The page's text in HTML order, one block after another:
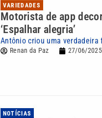
VARIEDADES
Motorista de app
‘Espalhar alegria’
Antônio criou uma
Renan da Paz 27/06/2025
NOTÍCIAS